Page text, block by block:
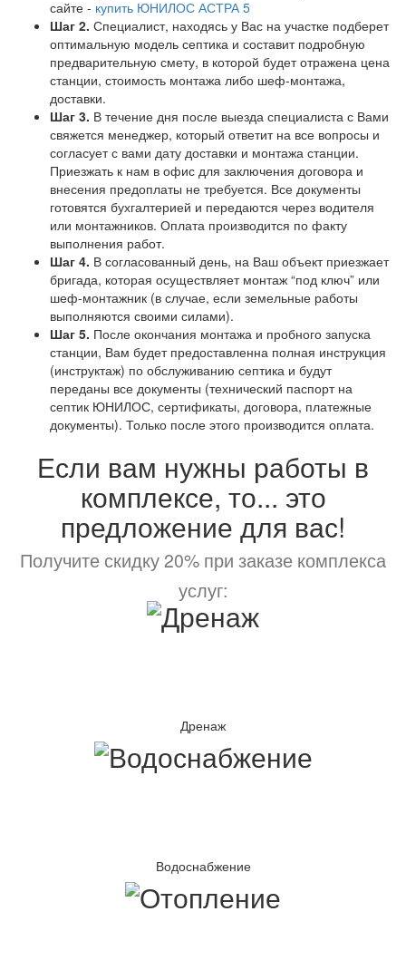
сайте - купить ЮНИЛОС АСТРА 5
Шаг 2. Специалист, находясь у Вас на участке подберет
оптимальную модель септика и составит подробную
предварительную смету, в которой будет отражена цена
станции, стоимость монтажа либо шеф-монтажа,
доставки.
Шаг 3. В течение дня после выезда специалиста с Вами
свяжется менеджер, который ответит на все вопросы и
согласует с вами дату доставки и монтажа станции.
Приезжать к нам в офис для заключения договора и
внесения предоплаты не требуется. Все документы
готовятся бухгалтерией и передаются через водителя
или монтажников. Оплата производится по факту
выполнения работ.
Шаг 4. В согласованный день, на Ваш объект приезжает
бригада, которая осуществляет монтаж “под ключ” или
шеф-монтажник (в случае, если земельные работы
выполняются своими силами).
Шаг 5. После окончания монтажа и пробного запуска
станции, Вам будет предоставленна полная инструкция
(инструктаж) по обслуживанию септика и будут
переданы все документы (технический паспорт на
септик ЮНИЛОС, сертификаты, договора, платежные
документы). Только после этого производится оплата.
Если вам нужны работы в
комплексе, то... это
предложение для вас!
Получите скидку 20% при заказе комплекса
услуг:
Дренаж
Водоснабжение